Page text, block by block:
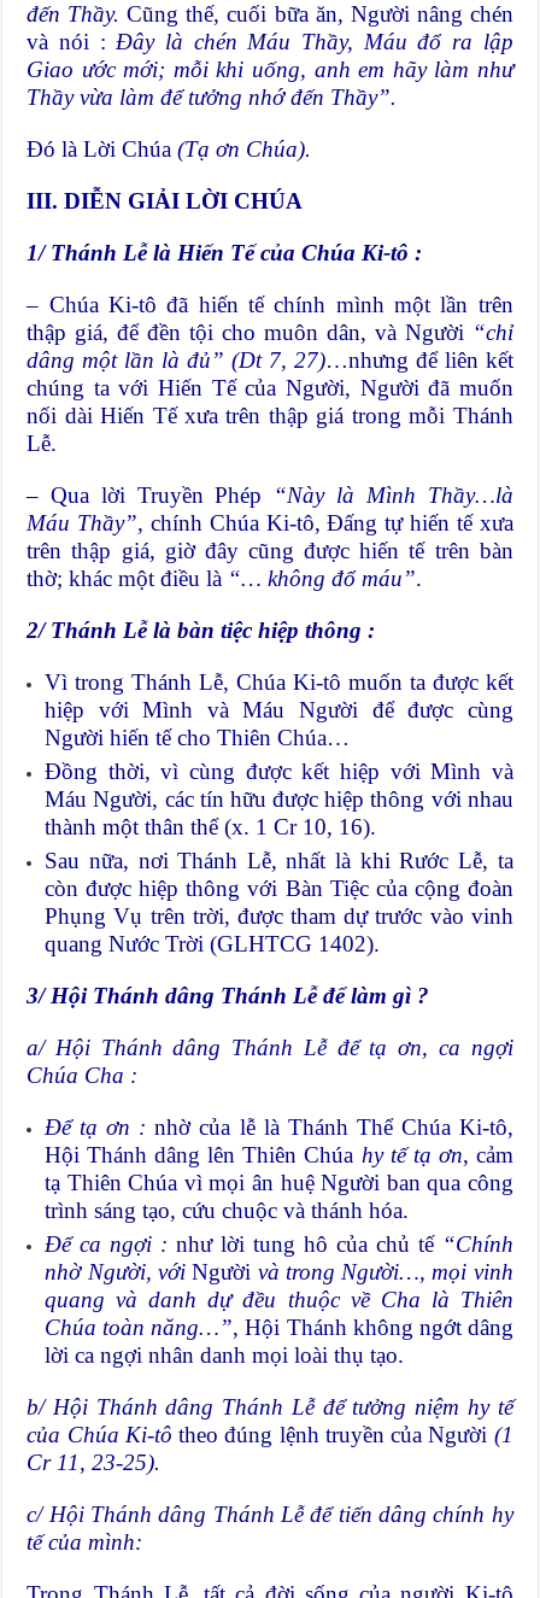
đến Thầy. Cũng thế, cuối bữa ăn, Người nâng chén
và nói : Đây là chén Máu Thầy, Máu đổ ra lập
Giao ước mới; mỗi khi uống, anh em hãy làm như
Thầy vừa làm để tưởng nhớ đến Thầy”.
Đó là Lời Chúa (Tạ ơn Chúa).
III. DIỄN GIẢI LỜI CHÚA
1/ Thánh Lễ là Hiến Tế của Chúa Ki-tô :
– Chúa Ki-tô đã hiến tế chính mình một lần trên
thập giá, để đền tội cho muôn dân, và Người “chỉ
dâng một lần là đủ” (Dt 7, 27)…nhưng để liên kết
chúng ta với Hiến Tế của Người, Người đã muốn
nối dài Hiến Tế xưa trên thập giá trong mỗi Thánh
Lễ.
– Qua lời Truyền Phép “Này là Mình Thầy…là
Máu Thầy”, chính Chúa Ki-tô, Đấng tự hiến tế xưa
trên thập giá, giờ đây cũng được hiến tế trên bàn
thờ; khác một điều là “… không đổ máu”.
2/ Thánh Lễ là bàn tiệc hiệp thông :
Vì trong Thánh Lễ, Chúa Ki-tô muốn ta được kết
hiệp với Mình và Máu Người để được cùng
Người hiến tế cho Thiên Chúa…
Đồng thời, vì cùng được kết hiệp với Mình và
Máu Người, các tín hữu được hiệp thông với nhau
thành một thân thể (x. 1 Cr 10, 16).
Sau nữa, nơi Thánh Lễ, nhất là khi Rước Lễ, ta
còn được hiệp thông với Bàn Tiệc của cộng đoàn
Phụng Vụ trên trời, được tham dự trước vào vinh
quang Nước Trời (GLHTCG 1402).
3/ Hội Thánh dâng Thánh Lễ để làm gì ?
a/ Hội Thánh dâng Thánh Lễ để tạ ơn, ca ngợi
Chúa Cha :
Để tạ ơn : nhờ của lễ là Thánh Thể Chúa Ki-tô,
Hội Thánh dâng lên Thiên Chúa hy tế tạ ơn, cảm
tạ Thiên Chúa vì mọi ân huệ Người ban qua công
trình sáng tạo, cứu chuộc và thánh hóa.
Để ca ngợi : như lời tung hô của chủ tế “Chính
nhờ Người, vớiNgười và trong Người…, mọi vinh
quang và danh dự đều thuộc về Cha là Thiên
Chúa toàn năng…”, Hội Thánh không ngớt dâng
lời ca ngợi nhân danh mọi loài thụ tạo.
b/ Hội Thánh dâng Thánh Lễ để tưởng niệm hy tế
của Chúa Ki-tôtheo đúng lệnh truyền của Người (1
Cr 11, 23-25).
c/ Hội Thánh dâng Thánh Lễ để tiến dâng chính hy
tế của mình: